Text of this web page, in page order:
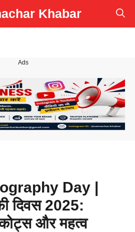
Khabar
Ads
Day |
दिवस 2025:
और महत्व